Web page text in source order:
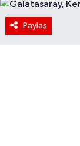
Paylaş